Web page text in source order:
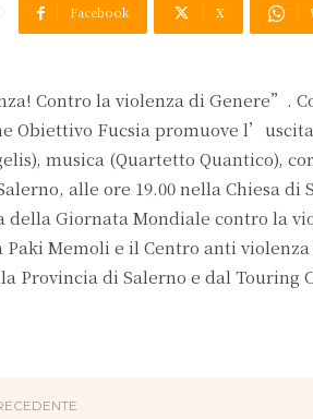
Facebook X
Contro la violenza di Genere”.
Obiettivo Fucsia promuove
musica (Quartetto Quantico),
alle ore 19.00 nella Chiesa
della Giornata Mondiale contro la
Paki Memoli e il Centro anti
Provincia di Salerno e dal Touring